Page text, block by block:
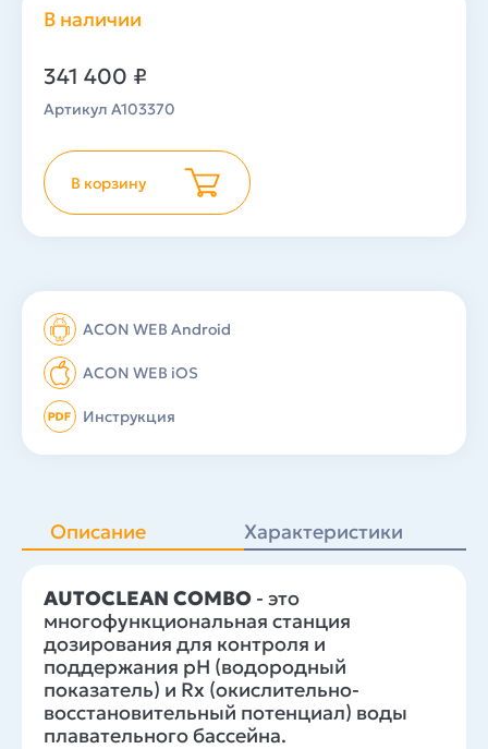
В наличии
341 400 ₽
Артикул A103370
В корзину
ACON WEB Android
ACON WEB iOS
Инструкция
Описание Характеристики
AUTOCLEAN COMBO - это
многофункциональная станция
дозирования для контроля и
поддержания рН (водородный
показатель) и Rx (окислительно-
восстановительный потенциал) воды
плавательного бассейна.